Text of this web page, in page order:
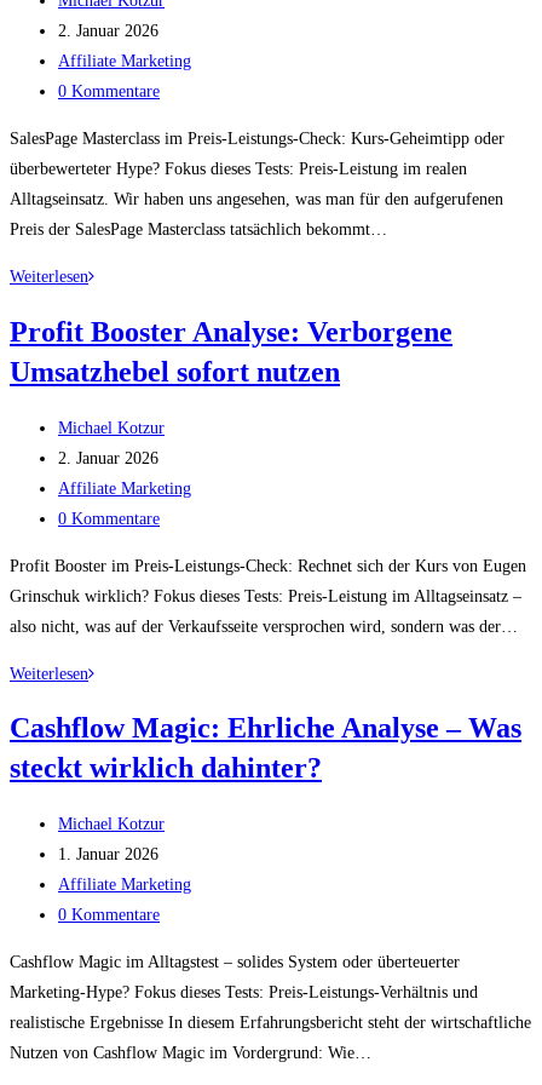
der
Hype
gerechtfertigt?
Autor:
Beitrag
veröffentlicht:
2. Januar 2026
Beitrags-
Kategorie:
Affiliate Marketing
Beitrags-
0 Kommentare
SalesPage Masterclass im Preis-Leistungs-Check: Kurs-Geheimtipp oder
überbewerteter Hype? Fokus dieses Tests: Preis-Leistung im realen
Alltagseinsatz. Wir haben uns angesehen, was man für den aufgerufenen
Preis der SalesPage Masterclass tatsächlich bekommt…
WeiterlesenSalesPage
Direkte
Insights
höhere
Conversion-
Rates
Profit Booster Analyse: Verborgene
Umsatzhebel sofort nutzen
Beitrags-
Autor:
Michael Kotzur
Beitrag
veröffentlicht:
2. Januar 2026
Beitrags-
Kategorie:
Affiliate Marketing
Beitrags-
0 Kommentare
Profit Booster im Preis-Leistungs-Check: Rechnet sich der Kurs von Eugen
Grinschuk wirklich? Fokus dieses Tests: Preis-Leistung im Alltagseinsatz –
also nicht, was auf der Verkaufsseite versprochen wird, sondern was der…
WeiterlesenProfit
Analyse:
Verborgene
sofort
nutzen
Cashflow Magic: Ehrliche Analyse – Was
steckt wirklich dahinter?
Beitrags-
Autor:
Michael Kotzur
Beitrag
veröffentlicht:
1. Januar 2026
Beitrags-
Kategorie:
Affiliate Marketing
Beitrags-
0 Kommentare
Cashflow Magic im Alltagstest – solides System oder überteuerter
Marketing-Hype? Fokus dieses Tests: Preis-Leistungs-Verhältnis und
realistische Ergebnisse In diesem Erfahrungsbericht steht der wirtschaftliche
Nutzen von Cashflow Magic im Vordergrund: Wie…